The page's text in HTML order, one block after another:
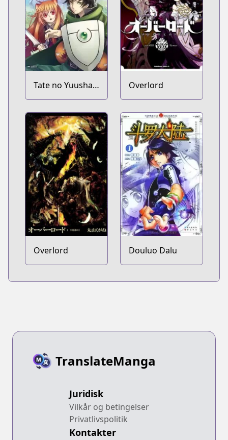
Tate no Yuusha
no Nariagari
Overlord
Overlord Douluo Dalu
TranslateManga
Juridisk
Vilkår og betingelser
Privatlivspolitik
Kontakter